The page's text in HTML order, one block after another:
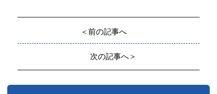
＜前の記事へ
次の記事へ＞